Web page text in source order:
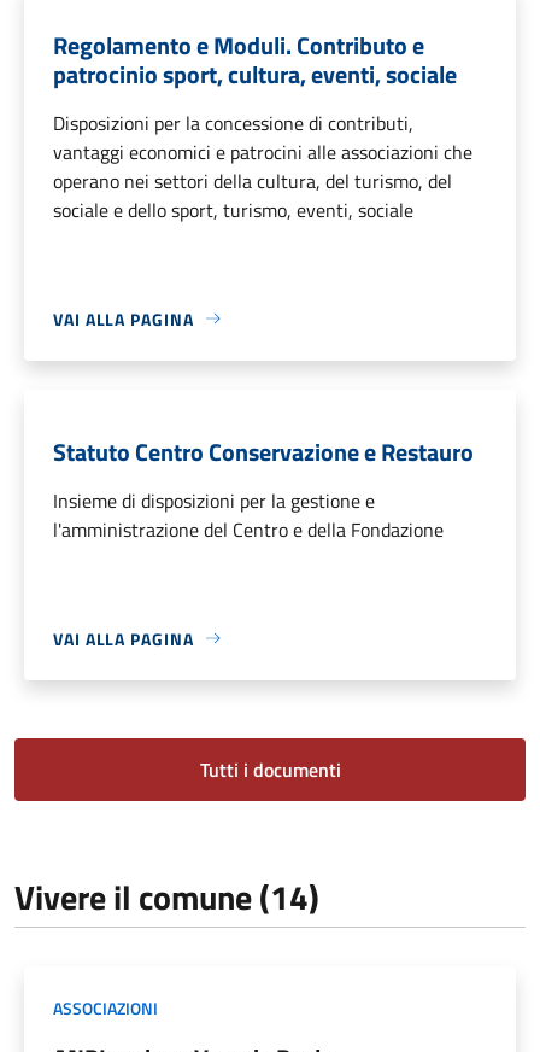
Regolamento e Moduli. Contributo e
patrocinio sport, cultura, eventi, sociale
Disposizioni per la concessione di contributi,
vantaggi economici e patrocini alle associazioni che
operano nei settori della cultura, del turismo, del
sociale e dello sport, turismo, eventi, sociale
VAI ALLA PAGINA
Statuto Centro Conservazione e Restauro
Insieme di disposizioni per la gestione e
l'amministrazione del Centro e della Fondazione
VAI ALLA PAGINA
Tutti i documenti
Vivere il comune (14)
ASSOCIAZIONI